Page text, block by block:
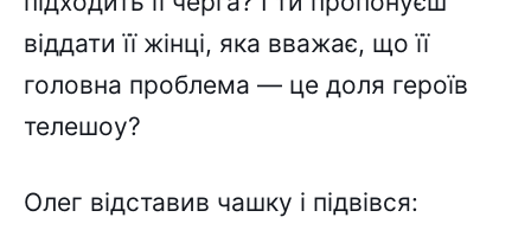
віддати її жінці, яка вважає, що її
головна проблема — це доля героїв
телешоу?
Олег відставив чашку і підвівся: